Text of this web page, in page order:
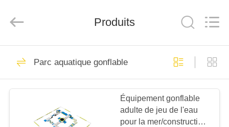
MAISON
PRODUITS
VIDÉOS
Inflatables
Factory.
Parc aquatique
Produits
Parc aquatique gonflable
Équipement gonflable
adulte de jeu de l'eau
pour la mer/construction